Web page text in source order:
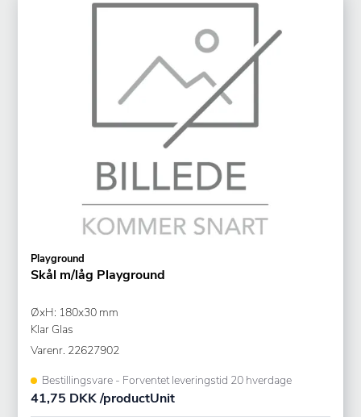
Playground
Skål m/låg Playground
ØxH: 180x30 mm
Klar Glas
Varenr. 22627902
Bestillingsvare - Forventet leveringstid 20 hverdage
41,75 DKK /productUnit